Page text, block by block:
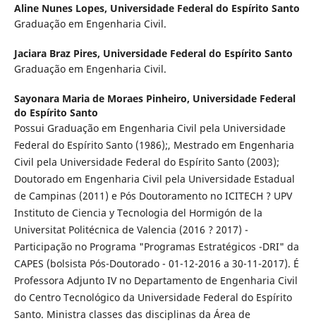
Aline Nunes Lopes, Universidade Federal do Espírito Santo
Graduação em Engenharia Civil.
Jaciara Braz Pires, Universidade Federal do Espírito Santo
Graduação em Engenharia Civil.
Sayonara Maria de Moraes Pinheiro, Universidade Federal
do Espírito Santo
Possui Graduação em Engenharia Civil pela Universidade
Federal do Espírito Santo (1986);, Mestrado em Engenharia
Civil pela Universidade Federal do Espírito Santo (2003);
Doutorado em Engenharia Civil pela Universidade Estadual
de Campinas (2011) e Pós Doutoramento no ICITECH ? UPV
Instituto de Ciencia y Tecnologia del Hormigón de la
Universitat Politécnica de Valencia (2016 ? 2017) -
Participação no Programa "Programas Estratégicos -DRI" da
CAPES (bolsista Pós-Doutorado - 01-12-2016 a 30-11-2017). É
Professora Adjunto IV no Departamento de Engenharia Civil
do Centro Tecnológico da Universidade Federal do Espírito
Santo. Ministra classes das disciplinas da Área de